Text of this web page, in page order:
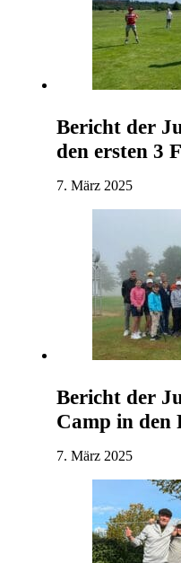
Bericht der
den ersten 3
7. März 2025
Bericht der
Camp in den
7. März 2025